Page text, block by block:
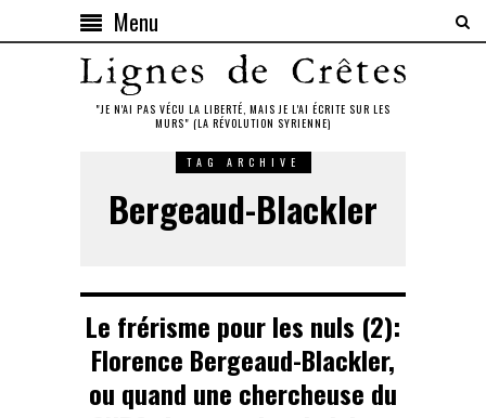
Menu
"JE N'AI PAS VÉCU LA LIBERTÉ, MAIS JE L'AI ÉCRITE SUR LES
MURS" (LA RÉVOLUTION SYRIENNE)
TAG ARCHIVE
Bergeaud-Blackler
Le frérisme pour les nuls (2):
Florence Bergeaud-Blackler,
ou quand une chercheuse du